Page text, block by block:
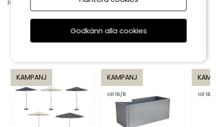
Rekommenderade tillbehör
KAMPANJ KAMPANJ
till 16/8 till 16/8
Godkänn alla cookies